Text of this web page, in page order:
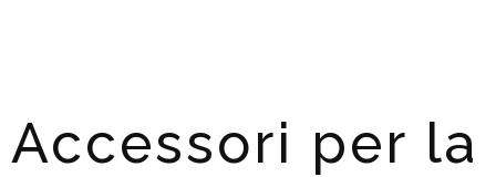
Accessori per la